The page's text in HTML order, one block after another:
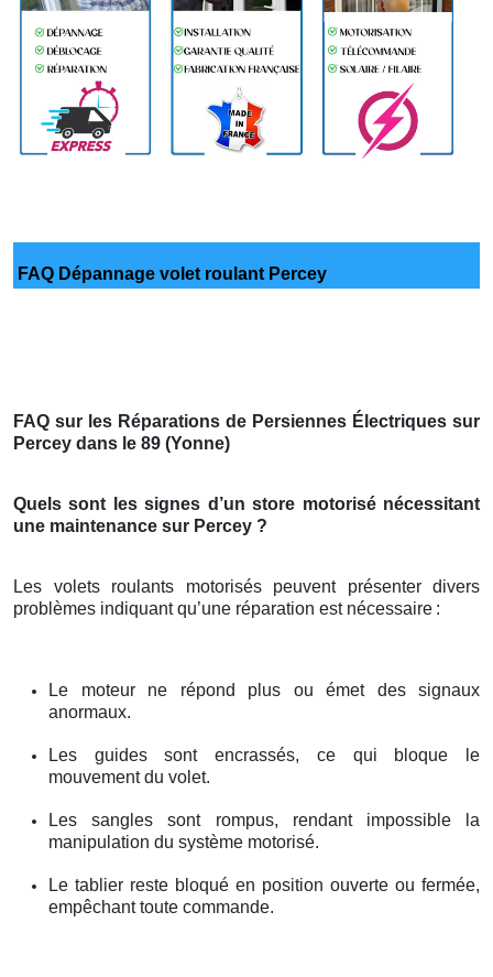
FAQ Dépannage volet roulant Percey
FAQ sur les Réparations de Persiennes Électriques sur
Percey dans le 89 (Yonne)
Quels sont les signes d’un store motorisé nécessitant
une maintenance sur Percey ?
Les volets roulants motorisés peuvent présenter divers
problèmes indiquant qu’une réparation est nécessaire :
Le moteur ne répond plus ou émet des signaux
anormaux.
Les guides sont encrassés, ce qui bloque le
mouvement du volet.
Les sangles sont rompus, rendant impossible la
manipulation du système motorisé.
Le tablier reste bloqué en position ouverte ou fermée,
empêchant toute commande.